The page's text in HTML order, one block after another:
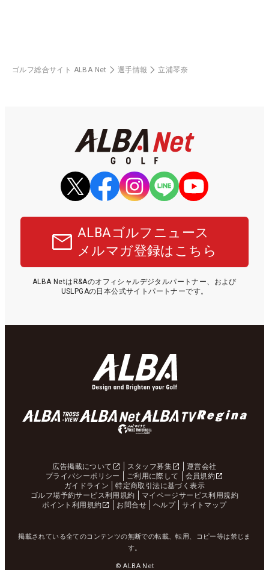
ゴルフ総合サイト ALBA Net 選手情報 立浦琴奈
ALBAゴルフニュース
メルマガ登録はこちら
ALBA NetはR&Aのオフィシャルデジタルパートナー、および
USLPGAの日本公式サイトパートナーです。
広告掲載について スタッフ募集
運営会社
プライバシーポリシー
ご利用に際して
会員規約
ガイドライン
特定商取引法に基づく表示
ゴルフ場予約サービス利用規約
マイページサービス利用規約
ポイント利用規約
お問合せ ヘルプ サイトマップ
掲載されている全てのコンテンツの無断での転載、転用、コピー等は禁じま
す。
© ALBA Net